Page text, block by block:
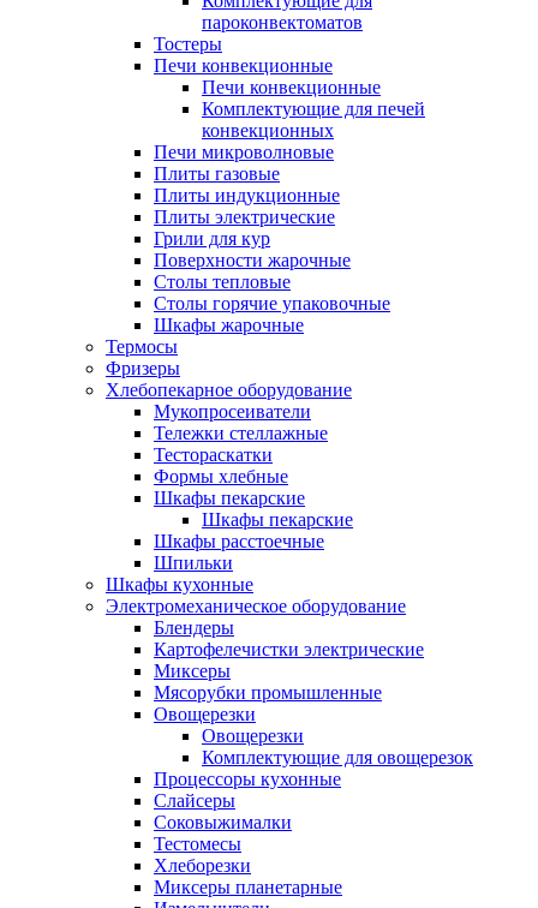
пароконвектоматов
Тостеры
Печи конвекционные
Печи конвекционные
Комплектующие для печей
конвекционных
Печи микроволновые
Плиты газовые
Плиты индукционные
Плиты электрические
Грили для кур
Поверхности жарочные
Столы тепловые
Столы горячие упаковочные
Шкафы жарочные
Термосы
Фризеры
Хлебопекарное оборудование
Мукопросеиватели
Тележки стеллажные
Тестораскатки
Формы хлебные
Шкафы пекарские
Шкафы пекарские
Шкафы расстоечные
Шпильки
Шкафы кухонные
Электромеханическое оборудование
Блендеры
Картофелечистки электрические
Миксеры
Мясорубки промышленные
Овощерезки
Овощерезки
Комплектующие для овощерезок
Процессоры кухонные
Слайсеры
Соковыжималки
Тестомесы
Хлеборезки
Миксеры планетарные